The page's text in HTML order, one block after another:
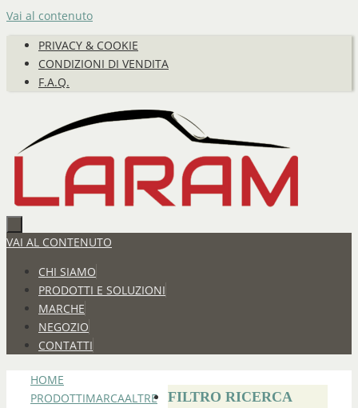
Vai al contenuto
PRIVACY & COOKIE
CONDIZIONI DI VENDITA
F.A.Q.
VAI AL CONTENUTO
CHI SIAMO
PRODOTTI E SOLUZIONI
MARCHE
NEGOZIO
CONTATTI
HOME
PRODOTTIMARCAALTRE
FILTRO RICERCA